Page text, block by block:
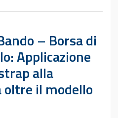
– Borsa di
Applicazione
alla
il modello